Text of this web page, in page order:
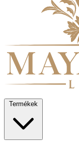
Termékek